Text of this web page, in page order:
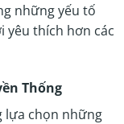
những yếu tố
yêu thích hơn các
Thống
lựa chọn những